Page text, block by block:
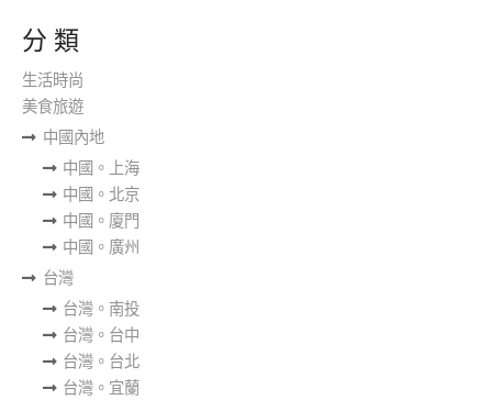
分 類
生活時尚
美食旅遊
中國內地
中國。上海
中國。北京
中國。廈門
中國。廣州
台灣
台灣。南投
台灣。台中
台灣。台北
台灣。宜蘭